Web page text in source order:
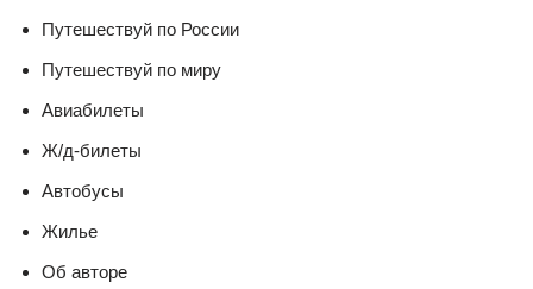
Путешествуй по России
Путешествуй по миру
Авиабилеты
Ж/д-билеты
Автобусы
Жилье
Об авторе